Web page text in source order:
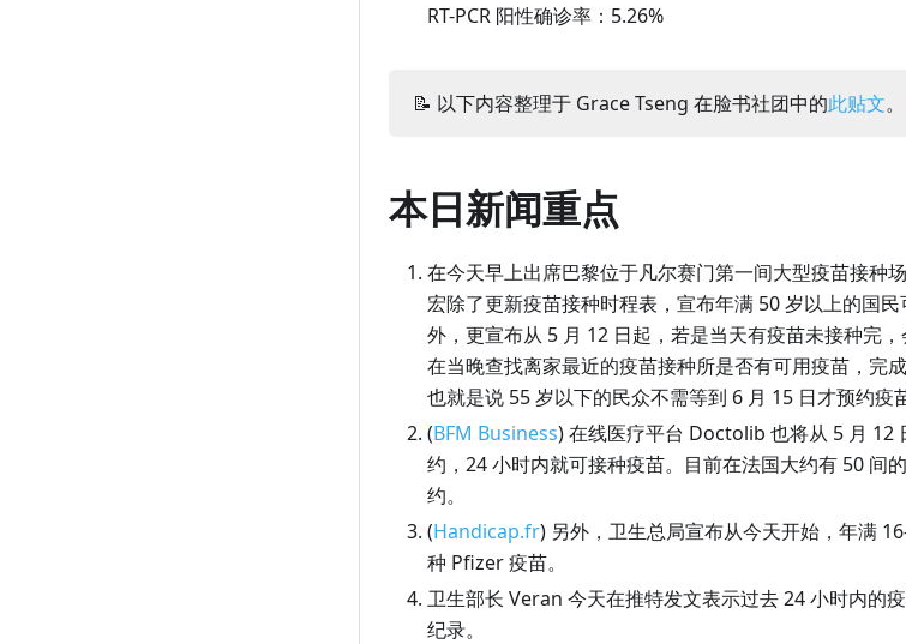
RT-PCR 阳性确诊率： 5.26%
📝 以下内容整理于 Grace Tseng 在脸书社团中的此贴文。
本日新闻重点
在今天早上出席巴黎位于凡尔赛门第一间大型疫苗接
宏除了更新疫苗接种时程表，宣布年满 50 岁以上的国
外，更宣布从 5 月 12 日起，若是当天有疫苗未接种完
在当晚查找离家最近的疫苗接种所是否有可用疫苗，完
也就是说 55 岁以下的民众不需等到 6 月 15 日才预约疫
(BFM Business) 在线医疗平台 Doctolib 也将从 5 月 12
约，24 小时内就可接种疫苗。目前在法国大约有 50 间
约。
(Handicap.fr) 另外，卫生总局宣布从今天开始，年满
种 Pfizer 疫苗。
卫生部长 Veran 今天在推特发文表示过去 24 小时内的
纪录。